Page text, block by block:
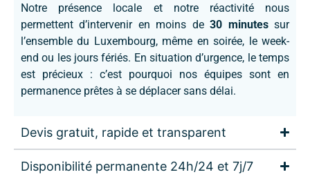
Notre présence locale et notre réactivité nous
permettent d’intervenir en moins de30 minutessur
l’ensemble du Luxembourg, même en soirée, le week-
end ou les jours fériés. En situation d’urgence, le temps
est précieux : c’est pourquoi nos équipes sont en
permanence prêtes à se déplacer sans délai.
Devis gratuit, rapide et transparent
Disponibilité permanente 24h/24 et 7j/7